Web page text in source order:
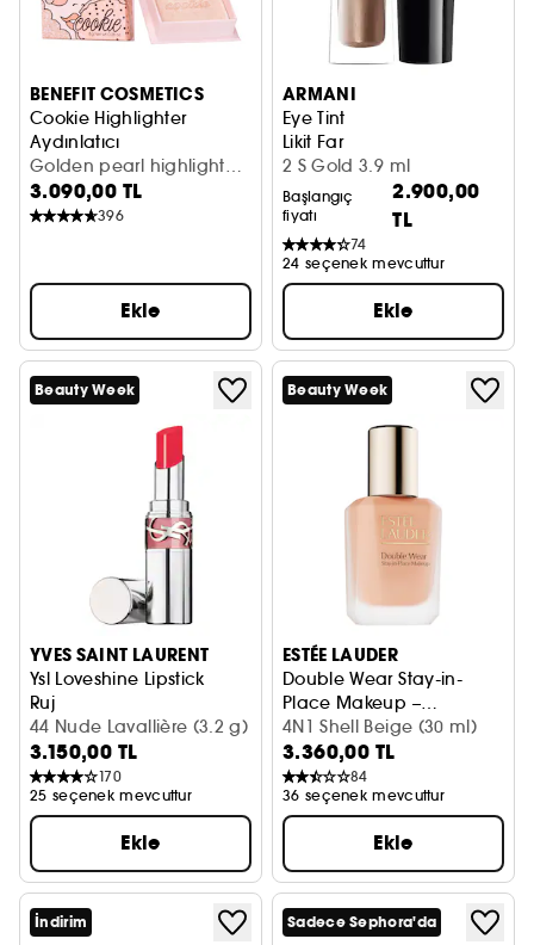
BENEFIT COSMETICS
Cookie Highlighter
Aydınlatıcı
Golden pearl highlighter
/ 8g
3.090,00 TL
396
Ekle
ARMANI
Eye Tint
Likit Far
2 S Gold 3.9 ml
Başlangıç
fiyatı
2.900,00
TL
74
24 seçenek mevcuttur
Ekle
Beauty Week
YVES SAINT LAURENT
Ysl Loveshine Lipstick
Ruj
44 Nude Lavallière (3.2 g)
3.150,00 TL
170
25 seçenek mevcuttur
Ekle
Beauty Week
ESTÉE LAUDER
Double Wear Stay-in-
Place Makeup –
Fondöten
4N1 Shell Beige (30 ml)
3.360,00 TL
84
36 seçenek mevcuttur
Ekle
İndirim Sadece Sephora'da